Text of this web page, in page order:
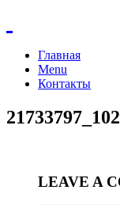
Главная
Menu
Контакты
LEAVE A